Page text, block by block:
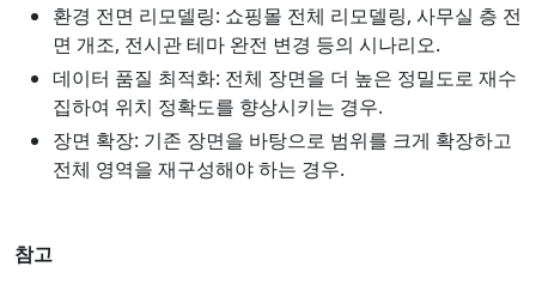
환경 전면 리모델링: 쇼핑몰 전체 리모델링, 사무실 층 전
면 개조, 전시관 테마 완전 변경 등의 시나리오.
데이터 품질 최적화: 전체 장면을 더 높은 정밀도로 재수
집하여 위치 정확도를 향상시키는 경우.
장면 확장: 기존 장면을 바탕으로 범위를 크게 확장하고
전체 영역을 재구성해야 하는 경우.
참고